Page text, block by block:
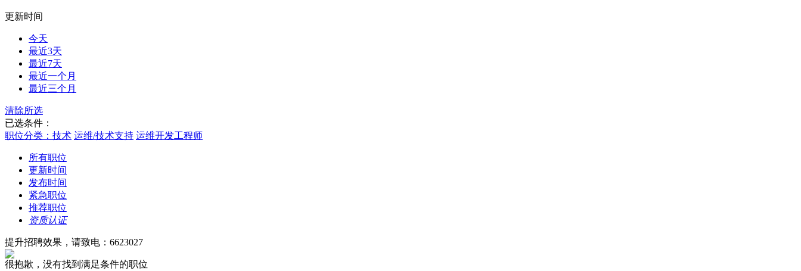
更新时间
今天
最近3天
最近7天
最近一个月
最近三个月
清除所选
已选条件：
职位分类：技术 运维/技术支持 运维开发工程师
所有职位
更新时间
发布时间
紧急职位
推荐职位
资质认证
提升招聘效果，请致电：6623027
很抱歉，没有找到满足条件的职位